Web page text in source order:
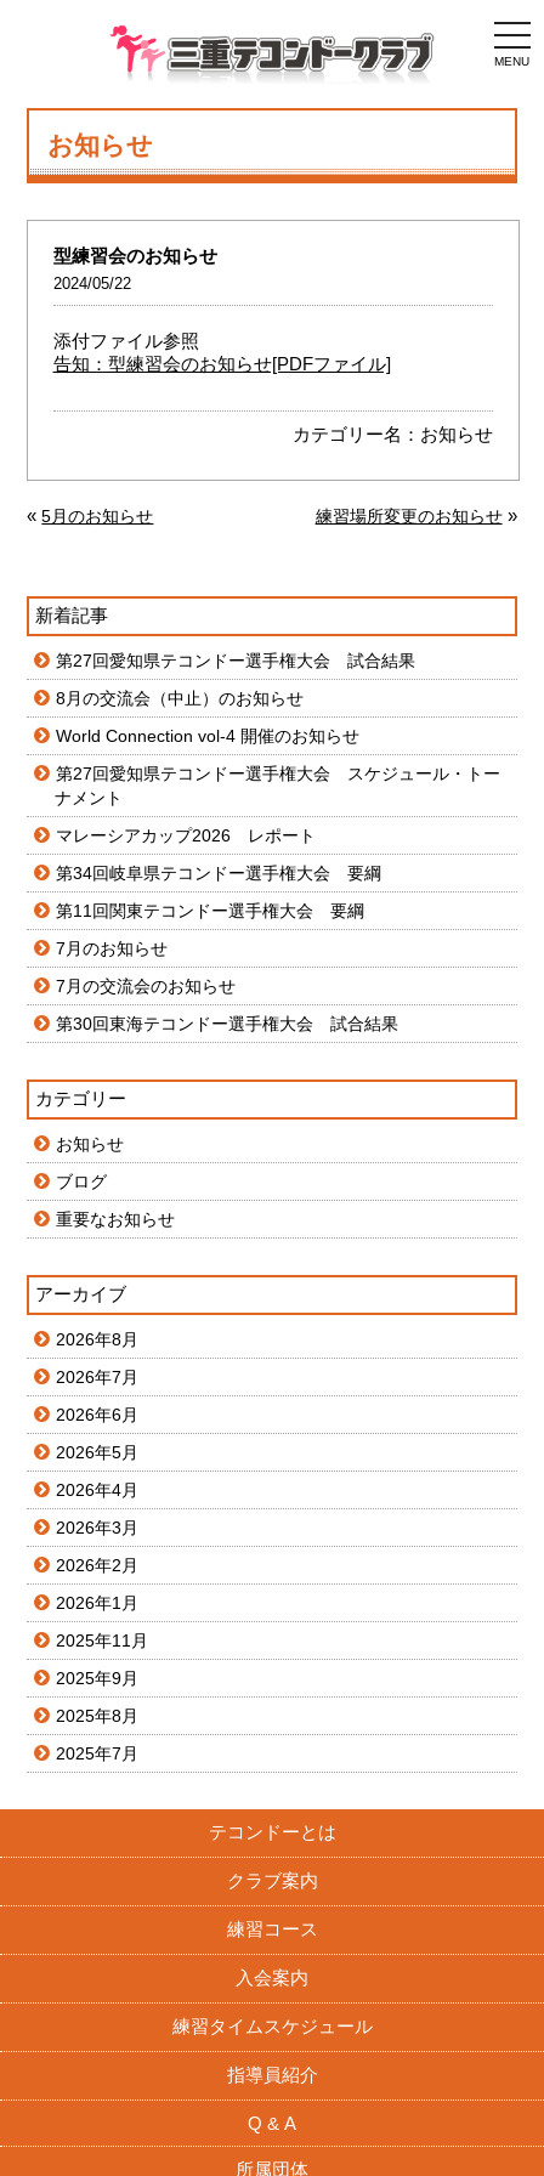
MENU
お知らせ
型練習会のお知らせ
2024/05/22
添付ファイル参照
告知：型練習会のお知らせ[PDFファイル]
カテゴリー名： お知らせ
«5月のお知らせ 練習場所変更のお知らせ»
新着記事
第27回愛知県テコンドー選手権大会 試合結果
8月の交流会（中止）のお知らせ
World Connection vol-4 開催のお知らせ
第27回愛知県テコンドー選手権大会 スケジュール・トー
ナメント
マレーシアカップ2026 レポート
第34回岐阜県テコンドー選手権大会 要綱
第11回関東テコンドー選手権大会 要綱
7月のお知らせ
7月の交流会のお知らせ
第30回東海テコンドー選手権大会 試合結果
カテゴリー
お知らせ
ブログ
重要なお知らせ
アーカイブ
2026年8月
2026年7月
2026年6月
2026年5月
2026年4月
2026年3月
2026年2月
2026年1月
2025年11月
2025年9月
2025年8月
2025年7月
テコンドーとは
クラブ案内
練習コース
入会案内
練習タイムスケジュール
指導員紹介
Q & A
所属団体